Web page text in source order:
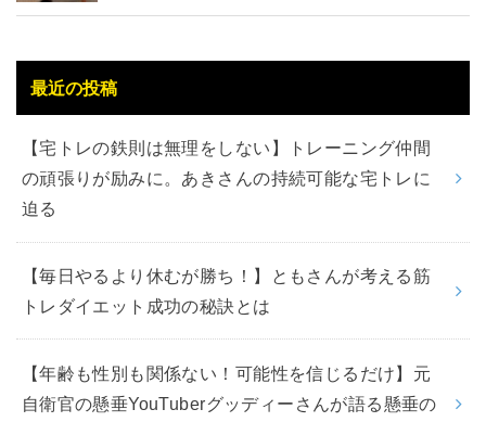
最近の投稿
【宅トレの鉄則は無理をしない】トレーニング仲間
の頑張りが励みに。あきさんの持続可能な宅トレに
迫る
【毎日やるより休むが勝ち！】ともさんが考える筋
トレダイエット成功の秘訣とは
【年齢も性別も関係ない！可能性を信じるだけ】元
自衛官の懸垂YouTuberグッディーさんが語る懸垂の